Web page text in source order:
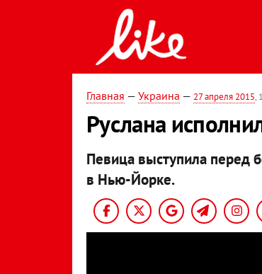
Главная — Украина — 27 апреля 2015,
Руслана
Певица выступила перед
в Нью-Йорке.